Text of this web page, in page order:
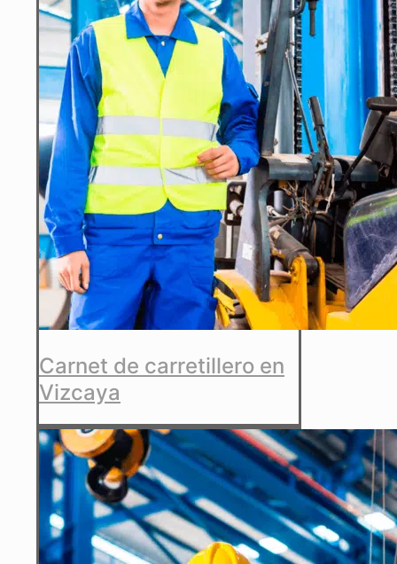
Carnet de carretillero en
Vizcaya